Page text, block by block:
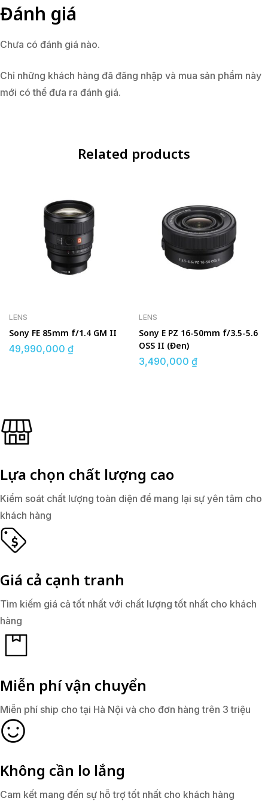
Đánh giá
Chưa có đánh giá nào.
Chỉ những khách hàng đã đăng nhập và mua sản phẩm này
mới có thể đưa ra đánh giá.
Related products
LENS
Sony FE 85mm f/1.4 GM II
49,990,000 ₫
LENS
Sony E PZ 16-50mm f/3.5-5.6
OSS II (Đen)
3,490,000 ₫
Lựa chọn chất lượng cao
Kiểm soát chất lượng toàn diện để mang lại sự yên tâm cho
khách hàng
Giá cả cạnh tranh
Tìm kiếm giá cả tốt nhất với chất lượng tốt nhất cho khách
hàng
Miễn phí vận chuyển
Miễn phí ship cho tại Hà Nội và cho đơn hàng trên 3 triệu
Không cần lo lắng
Cam kết mang đến sự hỗ trợ tốt nhất cho khách hàng